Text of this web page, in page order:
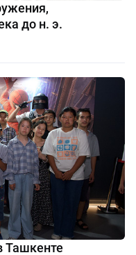
до н. э.
Ташкенте